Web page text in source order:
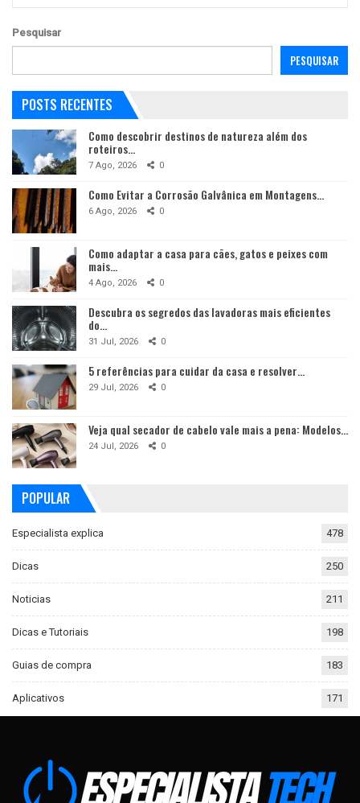
Pesquisar
PESQUISAR
POSTS RECENTES
Como descobrir destinos de natureza além dos
roteiros…
7 Ago, 2026 0
Como Evitar a Corrosão Galvânica em Montagens…
6 Ago, 2026 0
Como adaptar a casa para cães, gatos e peixes com
mais…
4 Ago, 2026 0
Descubra os segredos das lavadoras mais eficientes
do…
31 Jul, 2026 0
5 referências para cuidar da casa e resolver…
29 Jul, 2026 0
Veja qual secador de cabelo vale mais a pena: Modelos…
24 Jul, 2026 0
POPULAR
Especialista explica 478
Dicas 250
Noticias 211
Dicas e Tutoriais 198
Guias de compra 183
Aplicativos 171